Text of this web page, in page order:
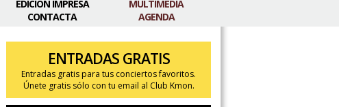
MULTIMEDIA
AGENDA
EDICIÓN IMPRESA
CONTACTA
ENTRADAS GRATIS
Entradas gratis para tus conciertos favoritos.
Únete gratis sólo con tu email al Club Kmon.